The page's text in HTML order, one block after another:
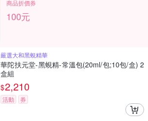
商品折價券
100元
嚴選大和黑蜆精華
華陀扶元堂-黑蜆精-常溫包(20ml/包;10包/盒) 2
盒組
$2,210
活動 券